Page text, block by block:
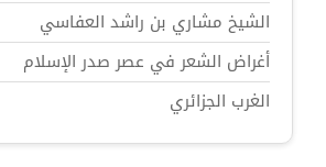
الشيخ مشاري بن راشد العفاسي
أغراض الشعر في عصر صدر الإسلام
الغرب الجزائري